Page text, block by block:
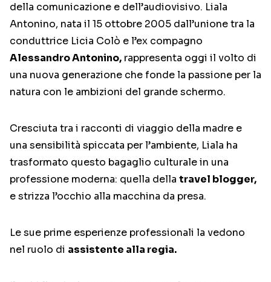
della comunicazione e dell’audiovisivo. Liala
Antonino, nata il 15 ottobre 2005 dall’unione tra la
conduttrice Licia Colò e l’ex compagno
Alessandro Antonino, rappresenta oggi il volto di
una nuova generazione che fonde la passione per la
natura con le ambizioni del grande schermo.
Cresciuta tra i racconti di viaggio della madre e
una sensibilità spiccata per l’ambiente, Liala ha
trasformato questo bagaglio culturale in una
professione moderna: quella della travel blogger,
e strizza l’occhio alla macchina da presa.
Le sue prime esperienze professionali la vedono
nel ruolo di assistente alla regia.